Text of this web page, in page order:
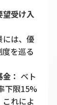
望受け入
には、優
を巡る
： ベト
下限15%
れによ